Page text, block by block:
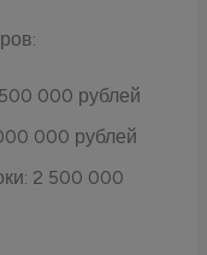
000 рублей
000 рублей
2 500 000